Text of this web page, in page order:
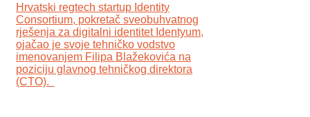
Hrvatski regtech startup Identity
Consortium, pokretač sveobuhvatnog
rješenja za digitalni identitet Identyum,
ojаčao je svoje tehničko vodstvo
imenovanjem Filipa Blažekovića na
poziciju glavnog tehničkog direktora
(CTO).